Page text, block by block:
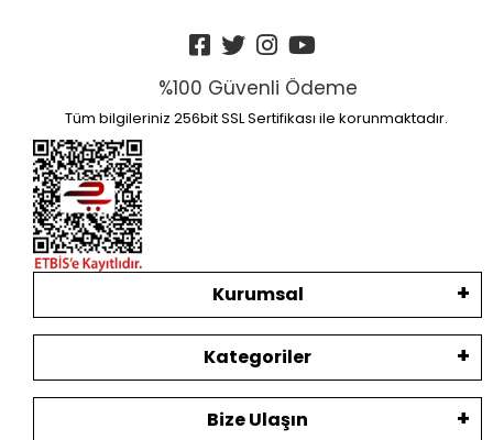
%100 Güvenli Ödeme
Tüm bilgileriniz 256bit SSL Sertifikası ile korunmaktadır.
Kurumsal
Kategoriler
Bize Ulaşın